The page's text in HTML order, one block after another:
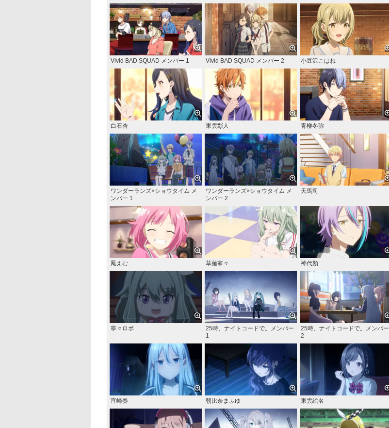
Vivid BAD SQUAD メンバー 1 Vivid BAD SQUAD メンバー 2 小豆沢こはね
白石杏 東雲彰人 青柳冬弥
ワンダーランズ×ショウタイム メ
ンバー 1
ワンダーランズ×ショウタイム メ
ンバー 2
天馬司
鳳えむ 草薙寧々 神代類
寧々ロボ
25時、ナイトコードで。メンバー
1
25時、ナイトコードで。メンバー
2
宵崎奏 朝比奈まふゆ 東雲絵名